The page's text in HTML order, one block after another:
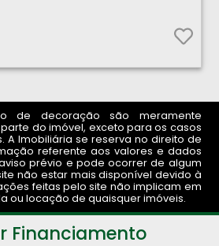
de decoração são meramente
do imóvel, exceto para os casos
A Imobiliária se reserva no direito de
referente aos valores e dados
prévio e pode ocorrer de algum
não estar mais disponível devido à
feitas pelo site não implicam em
ou locação de quaisquer imóveis.
Financiamento